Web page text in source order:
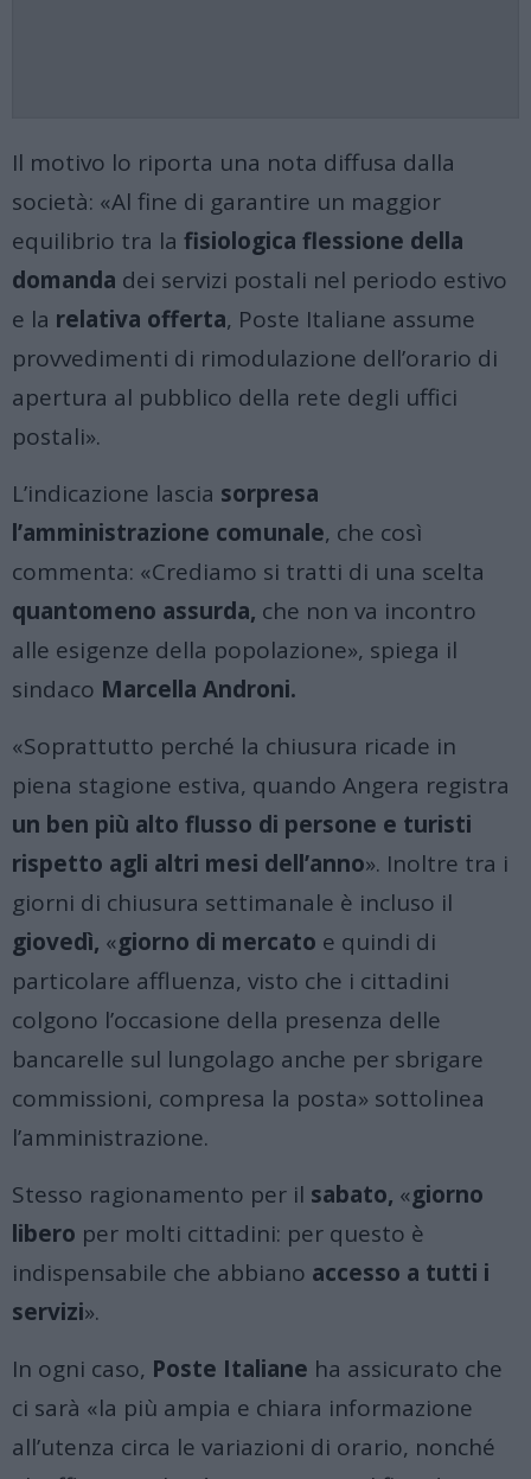
Il motivo lo riporta una nota diffusa dalla
società: «Al fine di garantire un maggior
equilibrio tra la fisiologica flessione della
domanda dei servizi postali nel periodo estivo
e la relativa offerta, Poste Italiane assume
provvedimenti di rimodulazione dell’orario di
apertura al pubblico della rete degli uffici
postali».
L’indicazione lascia sorpresa
l’amministrazione comunale, che così
commenta: «Crediamo si tratti di una scelta
quantomeno assurda, che non va incontro
alle esigenze della popolazione», spiega il
sindaco Marcella Androni.
«Soprattutto perché la chiusura ricade in
piena stagione estiva, quando Angera registra
un ben più alto flusso di persone e turisti
rispetto agli altri mesi dell’anno». Inoltre tra i
giorni di chiusura settimanale è incluso il
giovedì, «giorno di mercato e quindi di
particolare affluenza, visto che i cittadini
colgono l’occasione della presenza delle
bancarelle sul lungolago anche per sbrigare
commissioni, compresa la posta» sottolinea
l’amministrazione.
Stesso ragionamento per il sabato, «giorno
libero per molti cittadini: per questo è
indispensabile che abbiano accesso a tutti i
servizi».
In ogni caso, Poste Italiane ha assicurato che
ci sarà «la più ampia e chiara informazione
all’utenza circa le variazioni di orario, nonché